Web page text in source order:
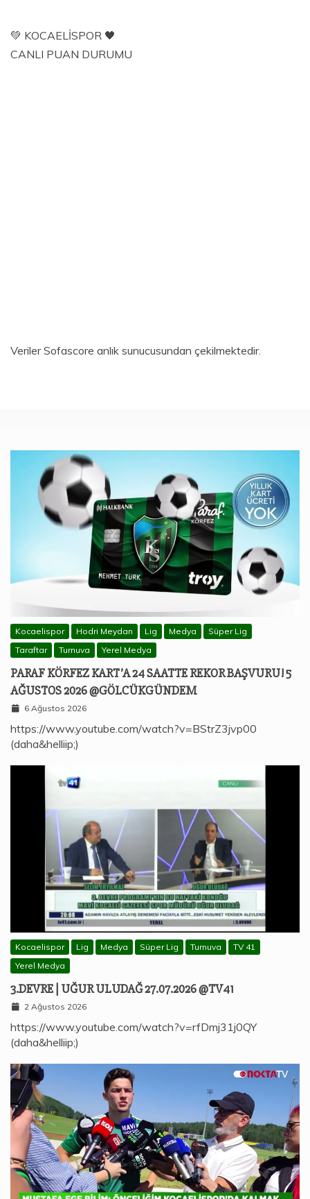
💚 KOCAELİSPOR 🖤
CANLI PUAN DURUMU
VerilerSofascore anlık sunucusundan çekilmektedir.
Kocaelispor Hodri Meydan Lig Medya
Süper Lig
Taraftar
Turnuva Yerel Medya
PARAF KÖRFEZ KART’A 24 SAATTE REKOR BAŞVURU! 5
AĞUSTOS 2026 @GÖLCÜKGÜNDEM
6 Ağustos 2026
https://www.youtube.com/watch?v=BStrZ3jvp00
(daha&helliip;)
Kocaelispor Lig Medya Süper Lig Turnuva
TV 41
Yerel Medya
3.DEVRE | UĞUR ULUDAĞ 27.07.2026 @TV41
2 Ağustos 2026
https://www.youtube.com/watch?v=rfDmj31j0QY
(daha&helliip;)